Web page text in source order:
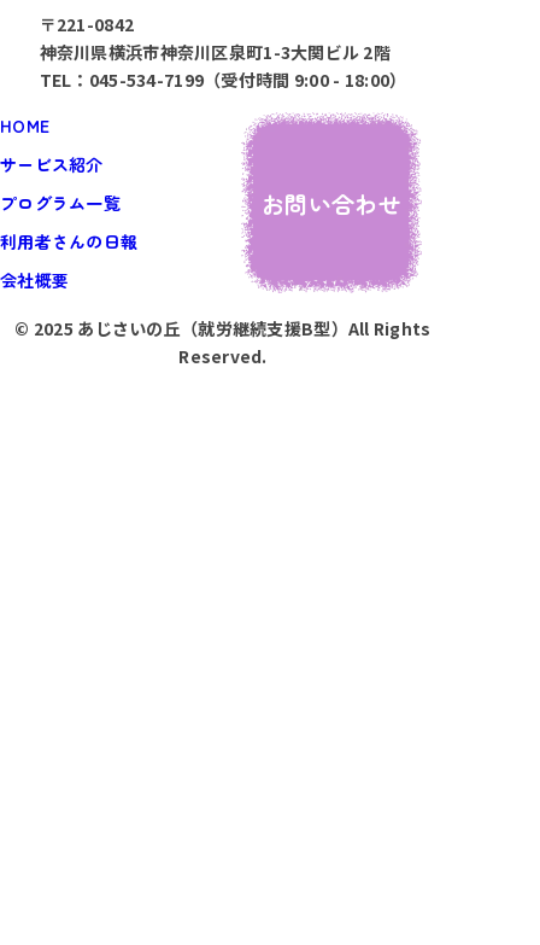
〒221-0842
神奈川県横浜市神奈川区泉町1-3大関ビル 2階
TEL：045-534-7199（受付時間 9:00 - 18:00）
HOME
サービス紹介
プログラム一覧
利用者さんの日報
会社概要
お問い合わせ
© 2025 あじさいの丘（就労継続支援B型）All Rights
Reserved.